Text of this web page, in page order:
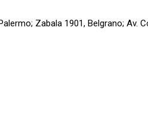
Zabala 1901, Belgrano; Av.